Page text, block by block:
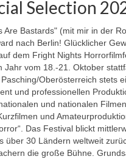
Selection
Are Bastards" (mit mir in der
nach Berlin! Glücklicher
dem Fright Nights
Jahr vom 18.-21. Oktober
Oberösterreich stets
und professionellen
und nationalen Filmen,
und
Das Festival blickt
über 30 Ländern weltweit
die große Bühne.